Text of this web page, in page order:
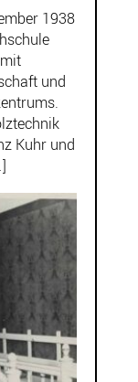
1938
und
Kuhr und